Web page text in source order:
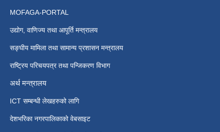
MOFAGA-PORTAL
उद्योग, वाणिज्य तथा आपूर्ति मन्त्रालय
सङ्घीय मामिला तथा सामान्य प्रशासन मन्त्रालय
राष्ट्रिय परिचयपत्र तथा पन्जिकरण विभाग
अर्थ मन्त्रालय
ICT सम्बन्धी लेखहरुको लागि
देशभरिका नगरपालिकाको वेबसाइट